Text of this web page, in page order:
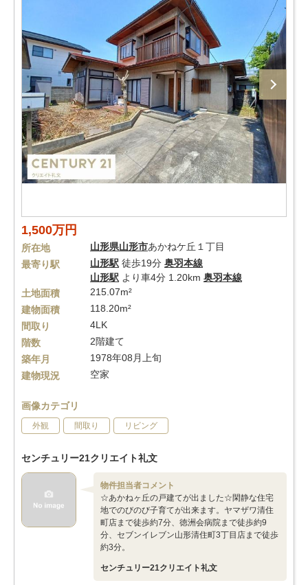
1,500万円
所在地 山形県山形市あかねケ丘１丁目
最寄り駅
山形駅 徒歩19分 奥羽本線
山形駅 より車4分 1.20km 奥羽本線
土地面積
215.07m²
建物面積
118.20m²
間取り
4LK
階数
2階建て
築年月
1978年08月上旬
建物現況
空家
画像カテゴリ
外観 間取り リビング
センチュリー21クリエイト礼文
物件担当者コメント
☆あかねヶ丘の戸建てが出ました☆閑静な住宅
地でのびのび子育てが出来ます。ヤマザワ清住
町店まで徒歩約7分、徳洲会病院まで徒歩約9
分、セブンイレブン山形清住町3丁目店まで徒歩
約3分。
センチュリー21クリエイト礼文